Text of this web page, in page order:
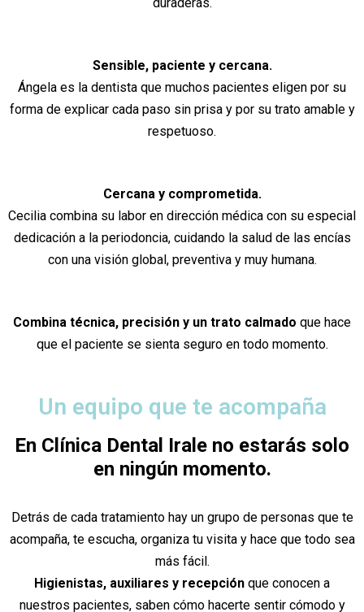
Sensible, paciente y cercana.
Ángela es la dentista que muchos pacientes eligen por su
forma de explicar cada paso sin prisa y por su trato amable y
respetuoso.
Cercana y comprometida.
Cecilia combina su labor en dirección médica con su especial
dedicación a la periodoncia, cuidando la salud de las encías
con una visión global, preventiva y muy humana.
Combina técnica, precisión y un trato calmado que hace
que el paciente se sienta seguro en todo momento.
Un equipo que te acompaña
En Clínica Dental Irale no estarás solo
en ningún momento.
Detrás de cada tratamiento hay un grupo de personas que te
acompaña, te escucha, organiza tu visita y hace que todo sea
más fácil.
Higienistas, auxiliares y recepción que conocen a
nuestros pacientes, saben cómo hacerte sentir cómodo y